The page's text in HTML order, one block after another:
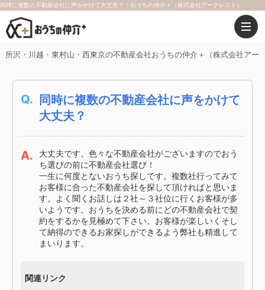
同時に複数の不動産会社に声をかけて大丈夫？｜おうちの仲介＋（株式会社アークレスト）
所沢・川越・東村山・西東京の不動産会社おうちの仲介＋（株式会社アー
Q.
同時に複数の不動産会社に声をかけて
大丈夫？
A.
大丈夫です。色々な不動産会社がございますのでおう
ち選びの前に不動産会社選び！
一生に何度とないおうち探しです。複数社行ってみて
お客様に合った不動産会社を探して頂ければと思いま
す。よく聞くお話しは２社～３社位に行くお客様が多
いようです。おうちを決める前にどの不動産会社で契
約をするかを見極めて下さい。お客様が楽しいくそし
て納得のできるお家探しができるよう弊社も精進して
まいります。